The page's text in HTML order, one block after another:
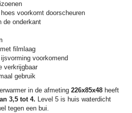
voorkomt doorscheuren
de onderkant
filmlaag
voorkomend
verkrijgbaar
gebruik
in de afmeting 226x85x48 heeft
3,5 tot 4. Level 5 is huis waterdicht
tegen een bui.